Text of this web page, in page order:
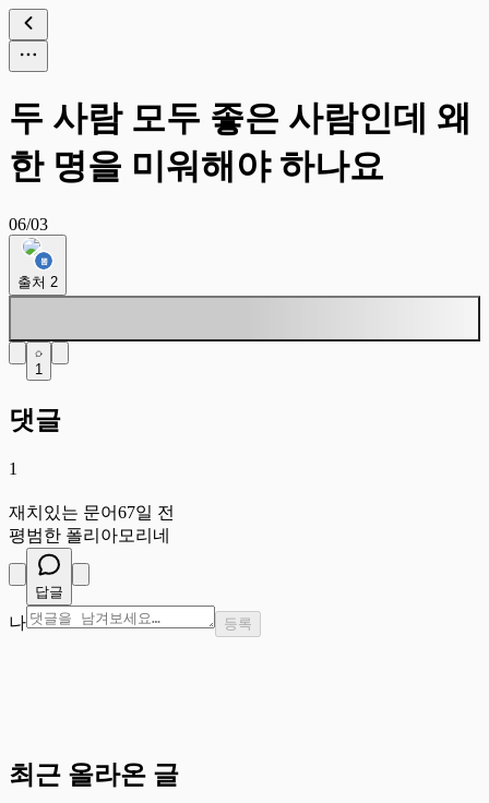
두 사람 모두 좋은 사람인데 왜
한 명을 미워해야 하나요
06/03
출처 2
1
댓글
1
재치있는 문어67일 전
평범한 폴리아모리네
답글
나 등록
최근 올라온 글